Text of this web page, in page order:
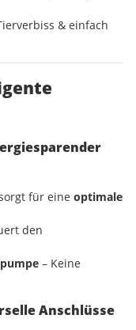
& einfach
für eine optimale
den
– Keine
Anschlüsse